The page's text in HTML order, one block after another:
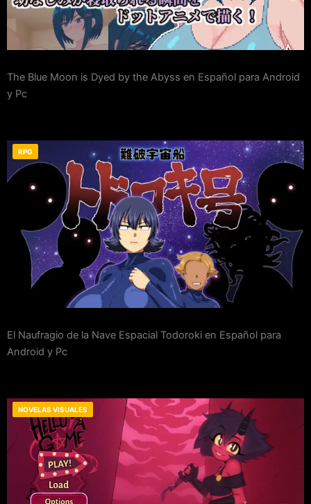
The Blue Moon is Dyed by the Abyss en Español para Android
y Pc
RPG
El Naufragio de la Nave Espacial Todoroki en Español para
Android y Pc
NOVELAS VISUALES